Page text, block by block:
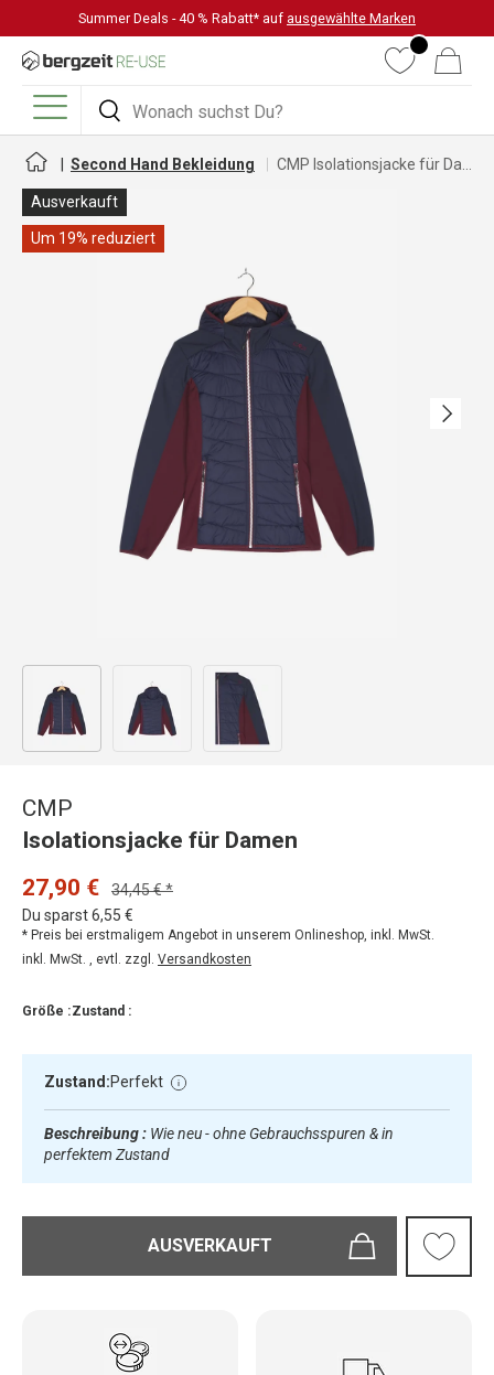
DIREKT ZUM INHALT
Summer Deals - 40 % Rabatt* auf ausgewählte Marken
Suchen
Suchen
WunschlisteWarenkorb
Menü
Second Hand Bekleidung
Ausverkauft
Um 19% reduziert
Nächste
Bild 1 in Galerieansicht laden
CMP
Isolationsjacke für Damen
27,90 €
34,45 € *
Du sparst 6,55 €
* Preis bei erstmaligem Angebot in unserem Onlineshop, inkl. MwSt.
inkl. MwSt. , evtl. zzgl. Versandkosten
Größe :Zustand :
Zustand:Perfekt
Beschreibung : Wie neu - ohne Gebrauchsspuren & in
perfektem Zustand
AUSVERKAUFT